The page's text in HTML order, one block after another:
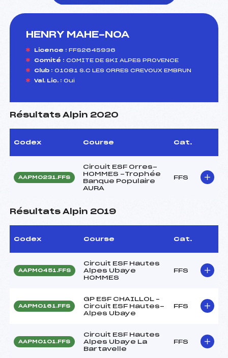
HENRY MAHE-NOA
Licence : FFS2645936
Comité : COMITE DE SKI ALPES PROVENCE
Club : 01081 S.C LES ORRES CREVOUX EMBRUN
Val. Lic. : Oui
Résultats Alpin 2020
Codex Course Cat.
AAPM0231.FFS
Circuit ESF Orres-
HOMMES -Trophée
Banque Populaire
AURA
FFS
Résultats Alpin 2019
Codex Course Cat.
AAPM0451.FFS
Circuit ESF Hautes
Alpes Ubaye
HOMMES
FFS
AAPM0161.FFS
GP ESF CHAILLOL –
Circuit ESF Hautes-
Alpes Ubaye
FFS
AAPM0101.FFS
Circuit ESF Hautes
Alpes Ubaye La
Bartavelle
FFS